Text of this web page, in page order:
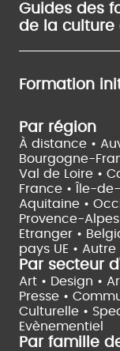
Guides des
de la culture
Formation
Par région
À distance •
Bourgogne-
Val de Loire •
France •
Île-
Aquitaine •
Provence-
Etranger •
pays UE • Autre
Par secteur
Art • Design •
Presse •
Culturelle •
Evènementiel
Par famille